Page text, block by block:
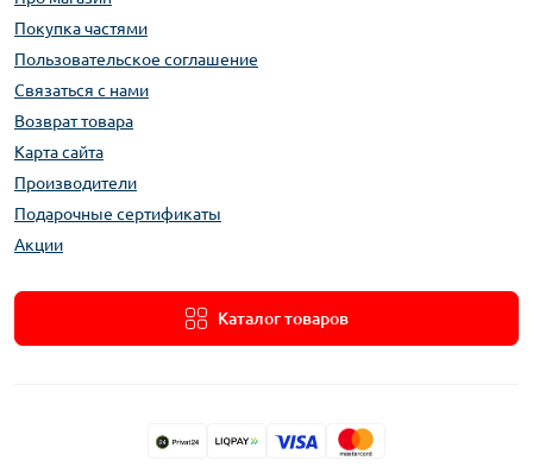
Покупка частями
Пользовательское соглашение
Связаться с нами
Возврат товара
Карта сайта
Производители
Подарочные сертификаты
Акции
Каталог товаров